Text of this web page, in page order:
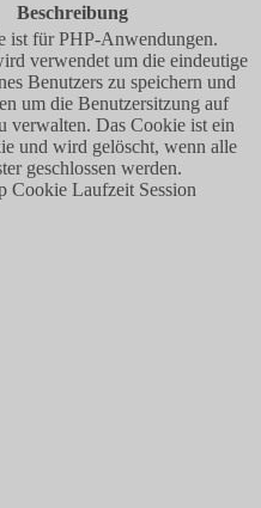
Beschreibung
ist für PHP-Anwendungen.
verwendet um die eindeutige
Benutzers zu speichern und
um die Benutzersitzung auf
verwalten. Das Cookie ist ein
und wird gelöscht, wenn alle
geschlossen werden.
Cookie Laufzeit Session